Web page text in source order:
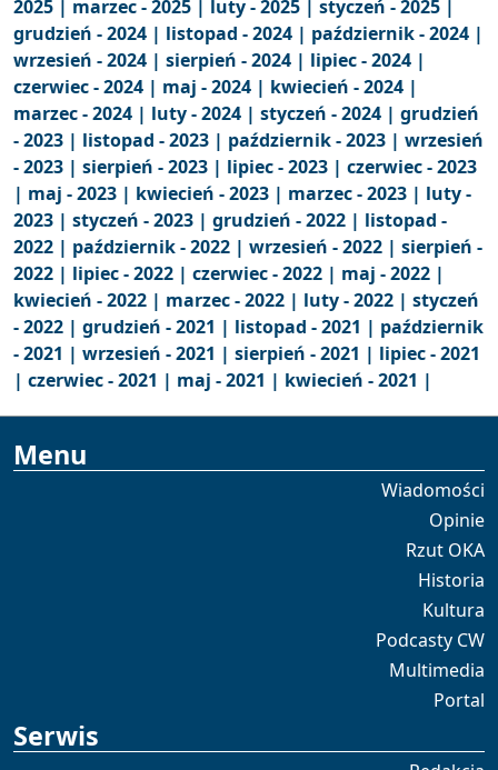
2025 | marzec - 2025 | luty - 2025 | styczeń - 2025 |
grudzień - 2024 | listopad - 2024 | październik - 2024 |
wrzesień - 2024 | sierpień - 2024 | lipiec - 2024 |
czerwiec - 2024 | maj - 2024 | kwiecień - 2024 |
marzec - 2024 | luty - 2024 | styczeń - 2024 | grudzień
- 2023 | listopad - 2023 | październik - 2023 | wrzesień
- 2023 | sierpień - 2023 | lipiec - 2023 | czerwiec - 2023
| maj - 2023 | kwiecień - 2023 | marzec - 2023 | luty -
2023 | styczeń - 2023 | grudzień - 2022 | listopad -
2022 | październik - 2022 | wrzesień - 2022 | sierpień -
2022 | lipiec - 2022 | czerwiec - 2022 | maj - 2022 |
kwiecień - 2022 | marzec - 2022 | luty - 2022 | styczeń
- 2022 | grudzień - 2021 | listopad - 2021 | październik
- 2021 | wrzesień - 2021 | sierpień - 2021 | lipiec - 2021
| czerwiec - 2021 | maj - 2021 | kwiecień - 2021 |
Menu
Wiadomości
Opinie
Rzut OKA
Historia
Kultura
Podcasty CW
Multimedia
Portal
Serwis